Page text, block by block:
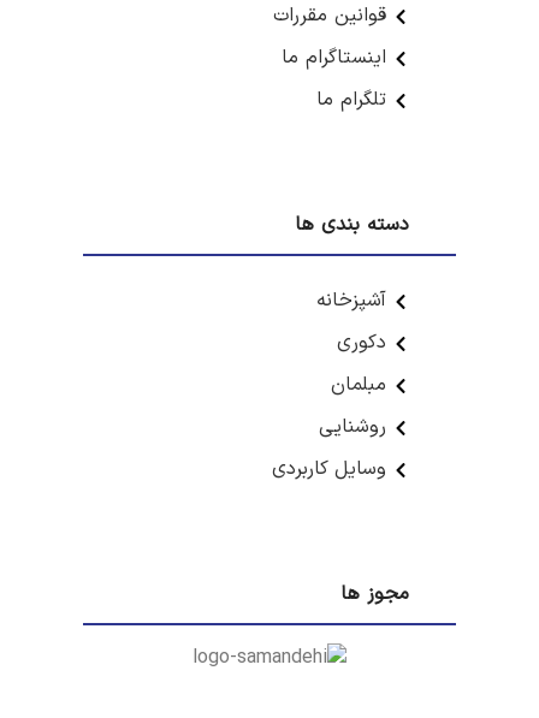
قوانین مقررات
اینستاگرام ما
تلگرام ما
دسته بندی ها
آشپزخانه
دکوری
مبلمان
روشنایی
وسایل کاربردی
مجوز ها